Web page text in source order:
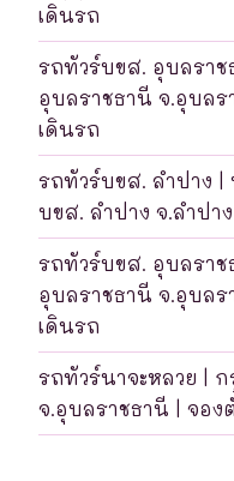
เดินรถ
รถทัวร์บขส. อุบลรา
อุบลราชธานี จ.อุบลร
เดินรถ
รถทัวร์บขส. ลำปาง
บขส. ลำปาง จ.ลำปา
รถทัวร์บขส. อุบลรา
อุบลราชธานี จ.อุบลร
เดินรถ
รถทัวร์นาจะหลวย |
จ.อุบลราชธานี | จอง